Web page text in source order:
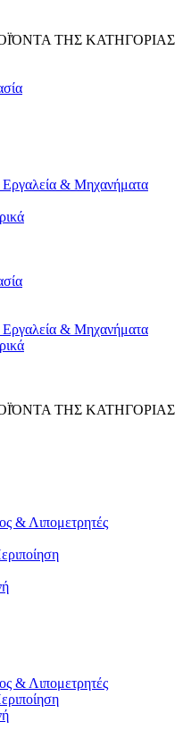
ΤΗΣ ΚΑΤΗΓΟΡΙΑΣ
Εργαλεία & Μηχανήματα
Εργαλεία & Μηχανήματα
ΤΗΣ ΚΑΤΗΓΟΡΙΑΣ
& Λιπομετρητές
& Λιπομετρητές